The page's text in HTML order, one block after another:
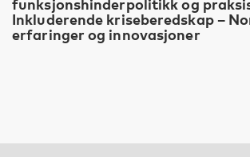
funksjonshinderpolitikk og
Inkluderende kriseberedskap –
erfaringer og innovasjoner